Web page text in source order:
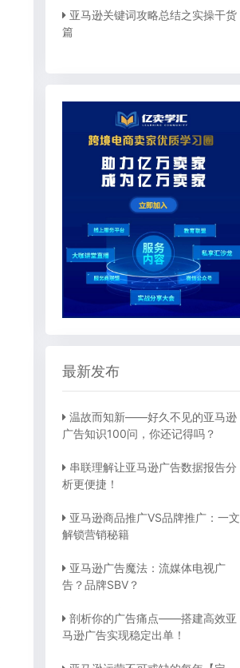
亚马逊关键词攻略总结之实操干货
篇
最新发布
温故而知新——好久不见的亚马逊
广告知识100问，你还记得吗？
串联理解让亚马逊广告数据报告分
析更便捷！
亚马逊商品推广VS品牌推广：一文
解锁营销秘籍
亚马逊广告魔法：流媒体电视广
告？品牌SBV？
剖析你的广告痛点——搭建高效亚
马逊广告实现稳定出单！